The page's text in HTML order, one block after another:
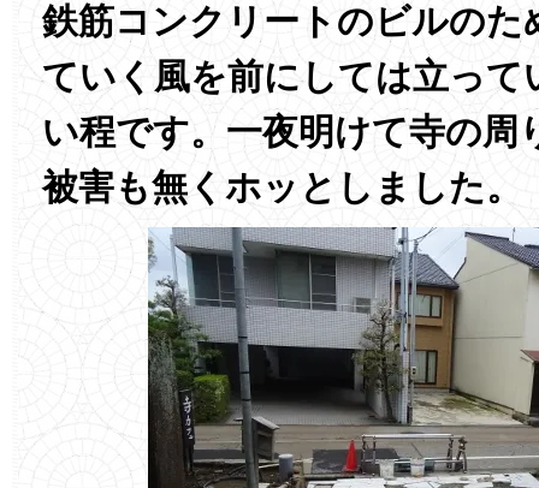
鉄筋コンクリートのビルのた
ていく風を前にしては立って
い程です。一夜明けて寺の周
被害も無くホッとしました。